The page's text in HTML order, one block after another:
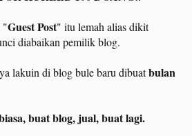
"Guest Post" itu lemah alias dikit
diabaikan pemilik blog.
lakuin di blog bule baru dibuatbulan
buat blog, jual, buat lagi.